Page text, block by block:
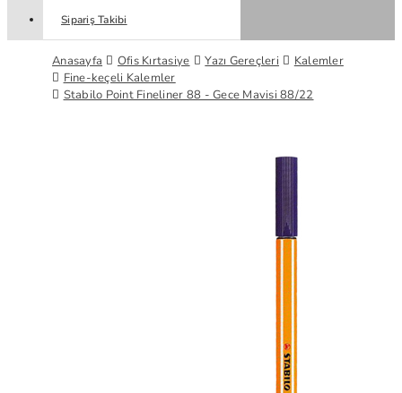
Sipariş Takibi
Anasayfa Ofis Kırtasiye Yazı Gereçleri
Kalemler
Fine-keçeli Kalemler
Stabilo Point Fineliner 88 - Gece Mavisi 88/22